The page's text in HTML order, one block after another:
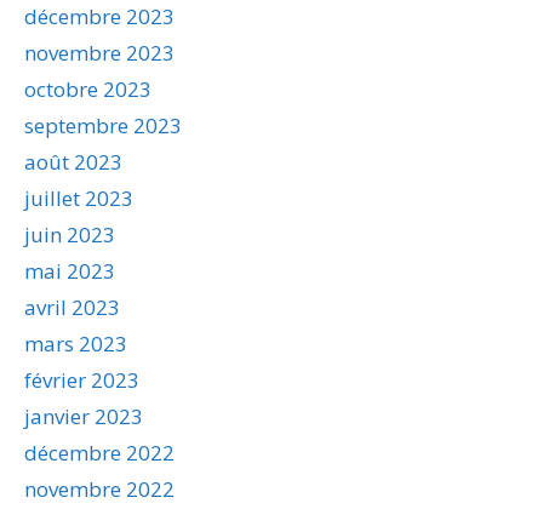
décembre 2023
novembre 2023
octobre 2023
septembre 2023
août 2023
juillet 2023
juin 2023
mai 2023
avril 2023
mars 2023
février 2023
janvier 2023
décembre 2022
novembre 2022